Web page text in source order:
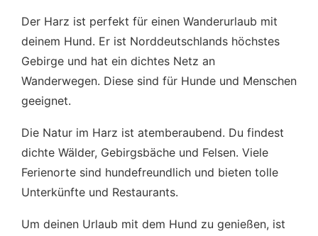
Fazit
Der Harz ist perfekt für einen Wanderurlaub mit
deinem Hund. Er ist Norddeutschlands höchstes
Gebirge und hat ein dichtes Netz an
Wanderwegen. Diese sind für Hunde und Menschen
geeignet.
Die Natur im Harz ist atemberaubend. Du findest
dichte Wälder, Gebirgsbäche und Felsen. Viele
Ferienorte sind hundefreundlich und bieten tolle
Unterkünfte und Restaurants.
Um deinen Urlaub mit dem Hund zu genießen, ist